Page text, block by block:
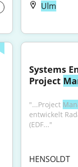
Ulm
Systems
Project
"...Project
entwickelt
(EDF..."
HENSOLDT